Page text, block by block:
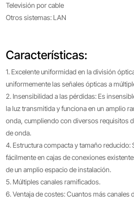
Televisión por cable
Otros sistemas: LAN
Características:
1. Excelente uniformidad en la división
uniformemente las señales ópticas a
2. Insensibilidad a las pérdidas: Es
la luz transmitida y funciona en un amplio
onda, cumpliendo con diversos requisitos
de onda.
4. Estructura compacta y tamaño reducido:
fácilmente en cajas de conexiones
de un amplio espacio de instalación.
5. Múltiples canales ramificados.
6. Ventaja de costes: Cuantos más canales